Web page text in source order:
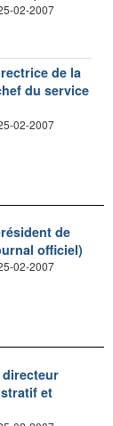
02-2007
de la
du service
02-2007
de
officiel)
02-2007
directeur
et